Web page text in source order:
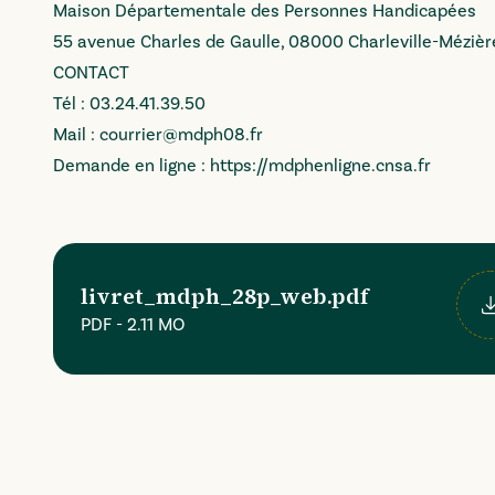
Maison Départementale des Personnes Handicapées
55 avenue Charles de Gaulle, 08000 Charleville-
CONTACT
Tél : 03.24.41.39.50
Mail : courrier@mdph08.fr
Demande en ligne : https://mdphenligne.cnsa.fr
livret_mdph_28p_web.pdf
PDF - 2.11 MO